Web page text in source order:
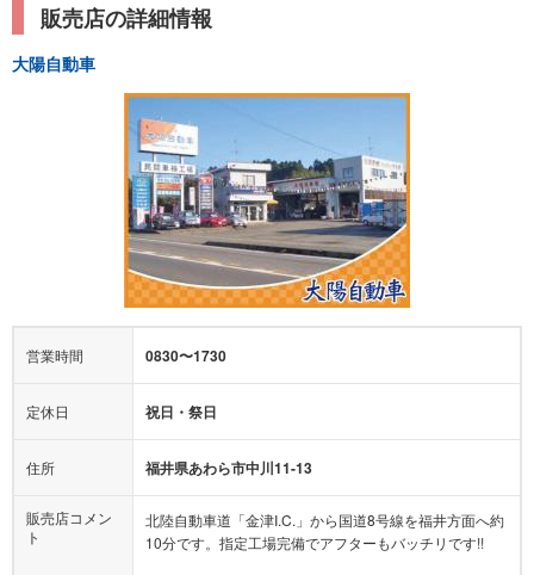
販売店の詳細情報
大陽自動車
営業時間 0830〜1730
定休日 祝日・祭日
住所 福井県あわら市中川11-13
販売店コメン
ト
北陸自動車道「金津I.C.」から国道8号線を福井方面へ約
10分です。指定工場完備でアフターもバッチリです!!